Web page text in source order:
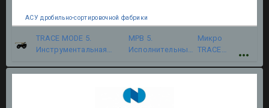
АСУ дробильно-сортировочной фабрики
TRACE MODE 5.
Инструментальная
МРВ 5.
Исполнительный
Микро
TRACE